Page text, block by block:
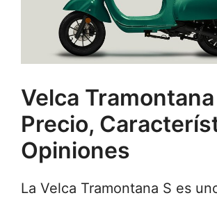
Velca Tramontana
Precio,
Opiniones
La Velca Tramontana S es